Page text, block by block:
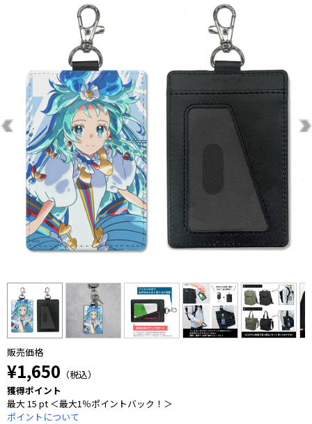
販売価格
¥1,650 （税込）
獲得ポイント
最大 15 pt ＜最大1％ポイントバック！＞
ポイントについて